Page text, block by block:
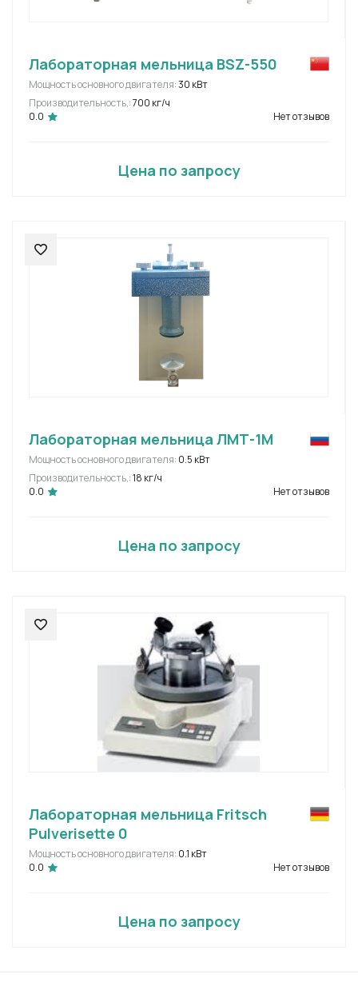
Лабораторная мельница BSZ-550
Мощность основного двигателя:30 кВт
Производительность,:700 кг/ч
0.0
Нет отзывов
Цена по запросу
Лабораторная мельница ЛМТ-1М
Мощность основного двигателя: 0.5 кВт
Производительность,:18 кг/ч
0.0
Нет отзывов
Цена по запросу
Лабораторная мельница Fritsch
Pulverisette 0
Мощность основного двигателя: 0.1 кВт
0.0
Нет отзывов
Цена по запросу